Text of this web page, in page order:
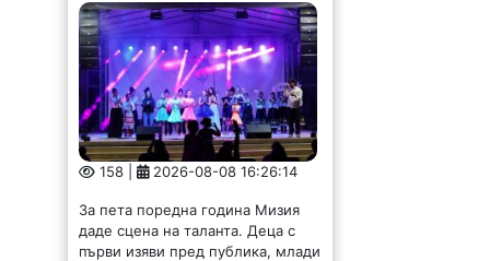
158 | 2026-08-08 16:26:14
За пета поредна година Мизия
даде сцена на таланта. Деца с
първи изяви пред публика, млади